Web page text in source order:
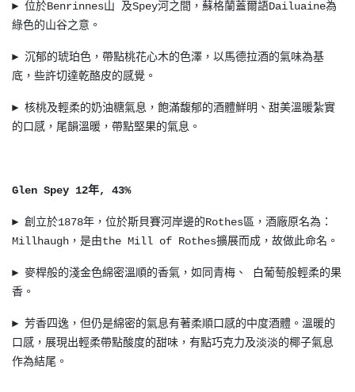
► 位於Benrinnes山 及Spey河之間，蘇格蘭蓋爾語Dailuaine為
綠色的山谷之意。
► 沉郁的琥珀色，帶點桃花心木的色澤，以馬德拉酒的氣味為基
底，些許切達乾酪皮的感覺。
► 核桃及輕柔的奶油糖氣息，飽滿馥郁的酒體鮮明、甜美溫暖紮實
的口感，尾韻溫暖，帶點堅果的氣息。
Glen Spey 12年, 43%
► 創立於1878年，位於斯貝賽河岸邊的Rothes區，酒廠原名為：
Millhaugh，是由the Mill of Rothes擴展而成，故做此命名。
► 麥桿般的淺金色綿密溫順的香氣，如同青梅、 白葡萄般輕柔的果
香。
► 芳香四逸，但仍是綿密的氣息有著柔順口感的中度酒體。溫暖的
口感，展現出輕柔帶點酸度的甜味，有點巧克力及淡淡的椰子氣息
作為結尾。